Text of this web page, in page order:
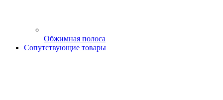
Обжимная полоса
Сопутствующие товары